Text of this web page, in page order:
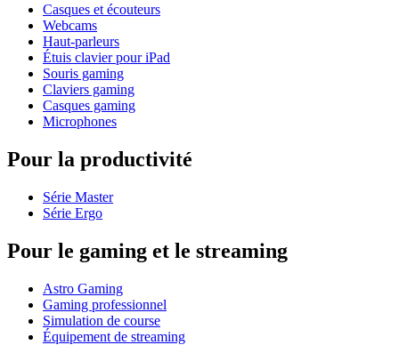
Casques et écouteurs
Webcams
Haut-parleurs
Étuis clavier pour iPad
Souris gaming
Claviers gaming
Casques gaming
Microphones
Pour la productivité
Série Master
Série Ergo
Pour le gaming et le streaming
Astro Gaming
Gaming professionnel
Simulation de course
Équipement de streaming